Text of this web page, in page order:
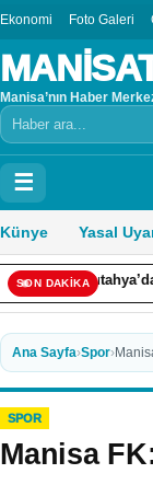
Ekonomi Foto Galeri
Manisa’nın Haber
Arama
☰
Künye Yasal
SON DAKİKA
Kütahya’da dostluk
Ana Sayfa›Spor›
SPOR
Manisa